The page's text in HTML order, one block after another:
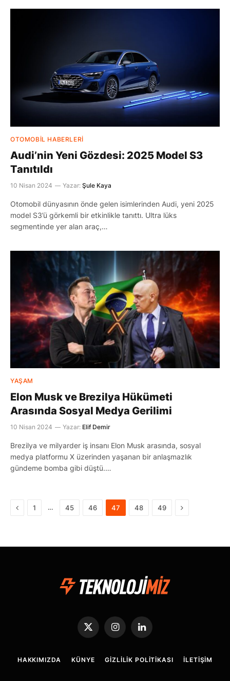
OTOMOBIL HABERLERI
Audi’nin Yeni Gözdesi: 2025 Model S3
Tanıtıldı
10 Nisan 2024 Yazar: Şule Kaya
Otomobil dünyasının önde gelen isimlerinden Audi, yeni 2025
model S3’ü görkemli bir etkinlikle tanıttı. Ultra lüks
segmentinde yer alan araç,…
YAŞAM
Elon Musk ve Brezilya Hükümeti
Arasında Sosyal Medya Gerilimi
10 Nisan 2024 Yazar: Elif Demir
Brezilya ve milyarder iş insanı Elon Musk arasında, sosyal
medya platformu X üzerinden yaşanan bir anlaşmazlık
gündeme bomba gibi düştü.…
Önceki
1 … 45 46 47 48 49 Sonraki
X
(Twitter)
InstagramLinkedIn
HAKKIMIZDA KÜNYE GIZLILIK POLITIKASI İLETIŞIM